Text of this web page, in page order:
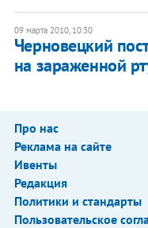
09 марта 2010, 10:30
Черновецкий
на зараженной
Про нас
Реклама на сайте
Ивенты
Редакция
Политики и стандарты
Пользовательское